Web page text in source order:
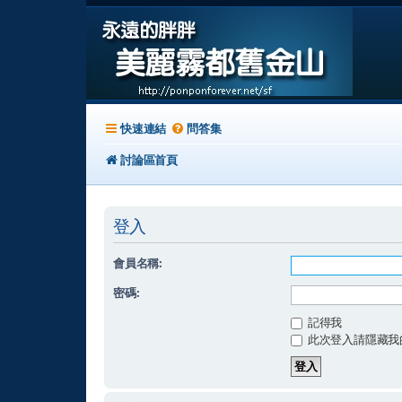
快速連結 問答集
討論區首頁
登入
會員名稱:
密碼:
記得我
此次登入請隱藏